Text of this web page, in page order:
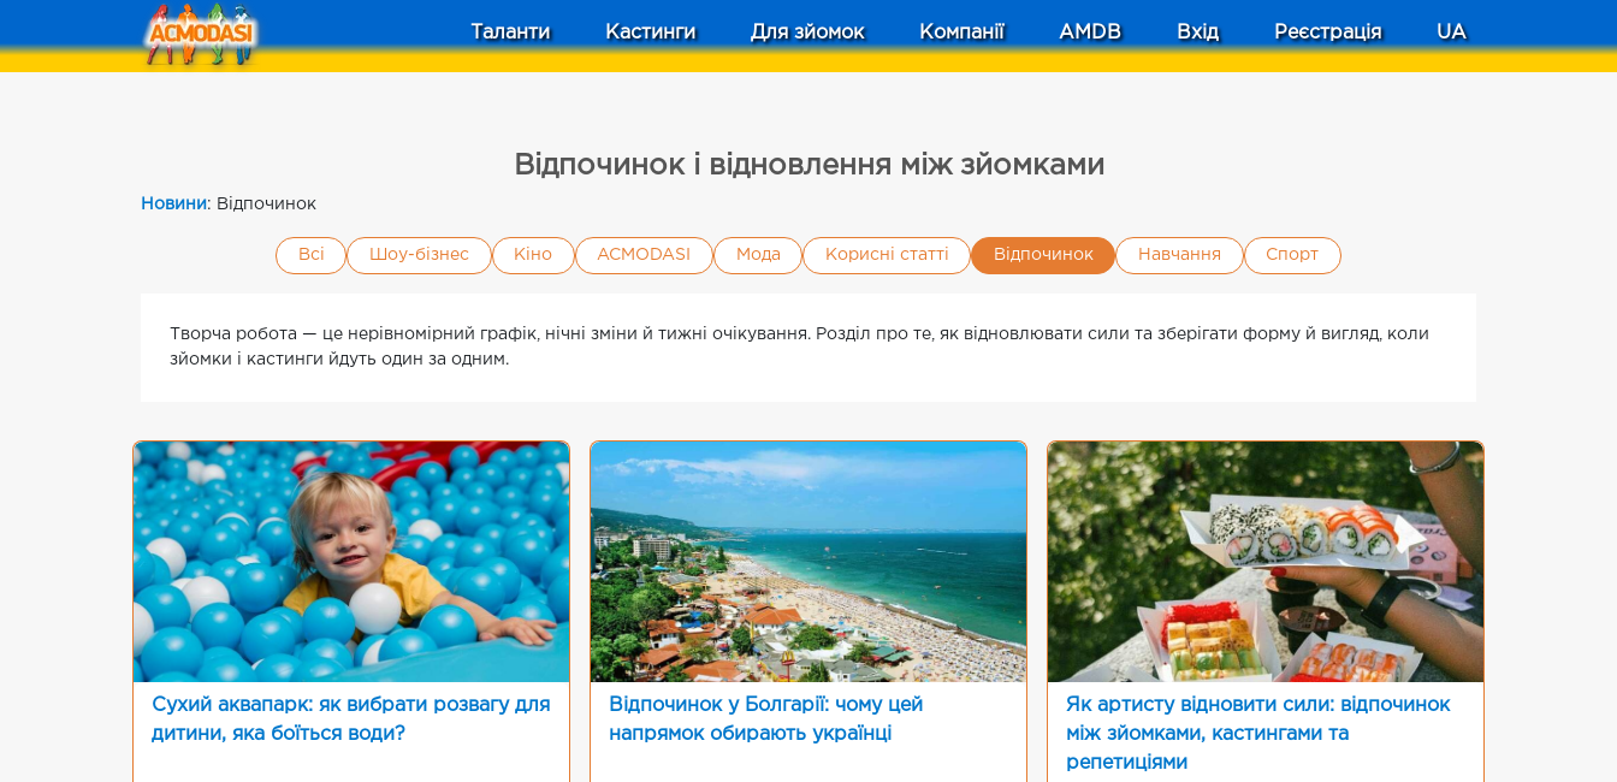
Таланти Кастинги Для зйомок Компанії AMDB Вхід Реєстрація UA
Відпочинок і відновлення між зйомками
Новини: Відпочинок
Всі Шоу-бізнес Кіно ACMODASI Мода Корисні статті Відпочинок Навчання Спорт
Творча робота — це нерівномірний графік, нічні зміни й тижні очікування. Розділ про те, як відновлювати сили та зберігати форму й вигляд, коли
зйомки і кастинги йдуть один за одним.
Сухий аквапарк: як вибрати розвагу для
дитини, яка боїться води?
Відпочинок у Болгарії: чому цей
напрямок обирають українці
Як артисту відновити сили: відпочинок
між зйомками, кастингами та
репетиціями